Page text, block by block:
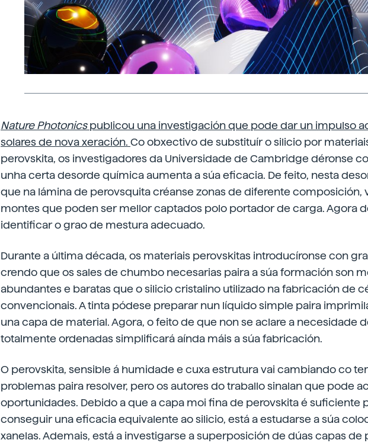
Nature Photonicspublicou una investigación que pode dar un impulso
solares de nova xeración. Co obxectivo de substituír o silicio por
perovskita, os investigadores da Universidade de Cambridge déronse
unha certa desorde química aumenta a súa eficacia. De feito, nesta
que na lámina de perovsquita créanse zonas de diferente composición,
montes que poden ser mellor captados polo portador de carga. Agora
identificar o grao de mestura adecuado.
Durante a última década, os materiais perovskitas introducíronse con
crendo que os sales de chumbo necesarias paira a súa formación son
abundantes e baratas que o silicio cristalino utilizado na fabricación de
convencionais. A tinta pódese preparar nun líquido simple paira
una capa de material. Agora, o feito de que non se aclare a necesidade
totalmente ordenadas simplificará aínda máis a súa fabricación.
O perovskita, sensible á humidade e cuxa estruturavaicambiando co
problemas paira resolver, pero os autores do traballo sinalan que pode
oportunidades. Debido a que a capa moi fina de perovskita é suficiente
conseguir una eficacia equivalente ao silicio, está a estudarse a súa
xanelas. Ademais, está a investigarse a superposición de dúas capas de